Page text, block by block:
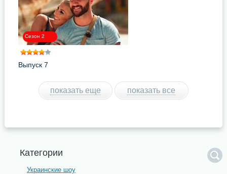
Сезон 2
Выпуск 7
показать еще показать все
Категории
Украинские шоу